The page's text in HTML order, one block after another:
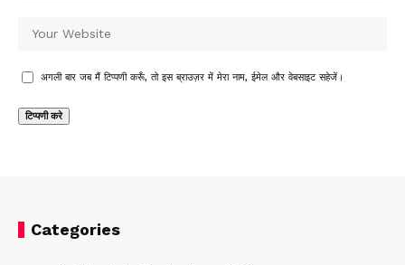
अगली बार जब मैं टिप्पणी करूँ, तो इस ब्राउज़र में मेरा नाम, ईमेल और वेबसाइट सहेजें।
Categories